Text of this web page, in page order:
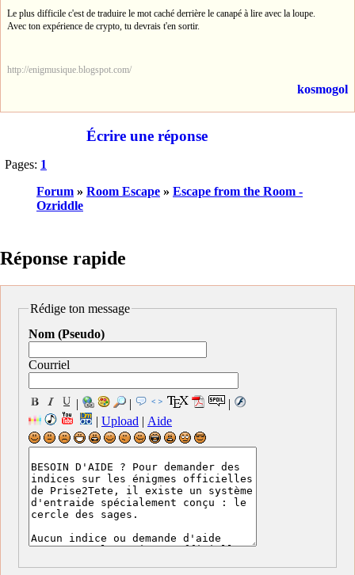
Le plus difficile c'est de traduire le mot caché derrière le canapé à lire avec la loupe.
Avec ton expérience de crypto, tu devrais t'en sortir.
http://enigmusique.blogspot.com/
kosmogol
Écrire une réponse
Pages: 1
Forum » Room Escape » Escape from the Room -
Ozriddle
Réponse rapide
Rédige ton message
Nom (Pseudo)
Courriel
| |
|
| Upload | Aide